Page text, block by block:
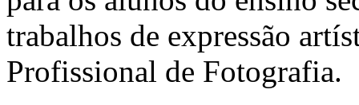
trabalhos de expressão
Profissional de Fotografia.